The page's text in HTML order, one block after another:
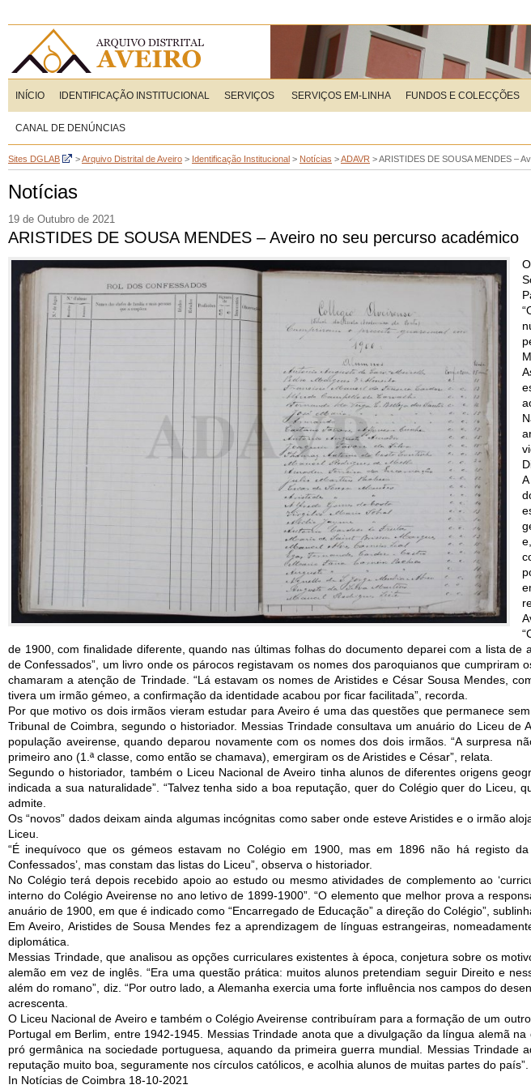
INÍCIO IDENTIFICAÇÃO INSTITUCIONAL SERVIÇOS SERVIÇOS EM-LINHA FUNDOS E COLECÇÕES
CANAL DE DENÚNCIAS
Sites DGLAB >Arquivo Distrital de Aveiro > Identificação Institucional > Notícias >ADAVR >ARISTIDES DE SOUSA MENDES –
Notícias
19 de Outubro de 2021
ARISTIDES DE SOUSA MENDES – Aveiro no seu percurso académico
de 1900, com finalidade diferente, quando nas últimas folhas do documento deparei com a lista de
de Confessados”, um livro onde os párocos registavam os nomes dos paroquianos que cumpriram
chamaram a atenção de Trindade. “Lá estavam os nomes de Aristides e César Sousa Mendes,
tivera um irmão gémeo, a confirmação da identidade acabou por ficar facilitada”, recorda.
Por que motivo os dois irmãos vieram estudar para Aveiro é uma das questões que permanece
Tribunal de Coimbra, segundo o historiador. Messias Trindade consultava um anuário do Liceu
população aveirense, quando deparou novamente com os nomes dos dois irmãos. “A surpresa
primeiro ano (1.ª classe, como então se chamava), emergiram os de Aristides e César”, relata.
Segundo o historiador, também o Liceu Nacional de Aveiro tinha alunos de diferentes origens
indicada a sua naturalidade”. “Talvez tenha sido a boa reputação, quer do Colégio quer do Liceu,
admite.
Os “novos” dados deixam ainda algumas incógnitas como saber onde esteve Aristides e o irmão
Liceu.
“É inequívoco que os gémeos estavam no Colégio em 1900, mas em 1896 não há registo
Confessados’, mas constam das listas do Liceu”, observa o historiador.
No Colégio terá depois recebido apoio ao estudo ou mesmo atividades de complemento ao
interno do Colégio Aveirense no ano letivo de 1899-1900”. “O elemento que melhor prova a
anuário de 1900, em que é indicado como “Encarregado de Educação” a direção do Colégio”,
Em Aveiro, Aristides de Sousa Mendes fez a aprendizagem de línguas estrangeiras,
diplomática.
Messias Trindade, que analisou as opções curriculares existentes à época, conjetura sobre os
alemão em vez de inglês. “Era uma questão prática: muitos alunos pretendiam seguir Direito e
além do romano”, diz. “Por outro lado, a Alemanha exercia uma forte influência nos campos do
acrescenta.
O Liceu Nacional de Aveiro e também o Colégio Aveirense contribuíram para a formação de um
Portugal em Berlim, entre 1942-1945. Messias Trindade anota que a divulgação da língua alemã
pró germânica na sociedade portuguesa, aquando da primeira guerra mundial. Messias Trindade
reputação muito boa, seguramente nos círculos católicos, e acolhia alunos de muitas partes do país”.
In Notícias de Coimbra 18-10-2021